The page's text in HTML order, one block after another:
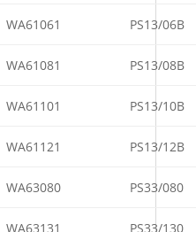
WA61061 PS13/06B
WA61081 PS13/08B
WA61101 PS13/10B
WA61121 PS13/12B
WA63080 PS33/080
WA63131 PS33/130